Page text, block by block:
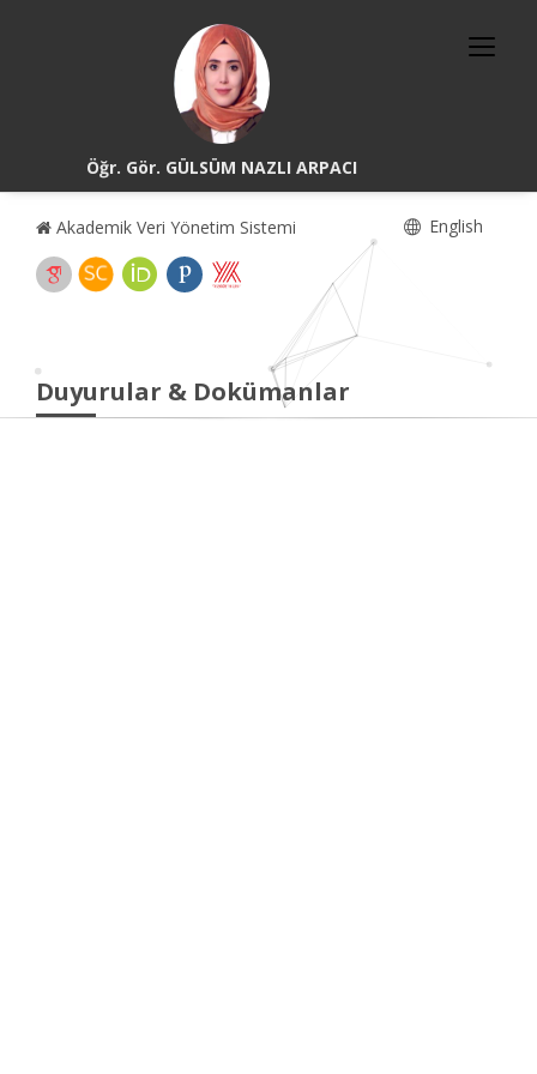
Öğr. Gör. GÜLSÜM NAZLI ARPACI
Akademik Veri Yönetim Sistemi English
Duyurular & Dokümanlar